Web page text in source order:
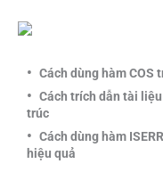
Cách dùng hàm COS
Cách trích dẫn tài
trúc
Cách dùng hàm
hiệu quả